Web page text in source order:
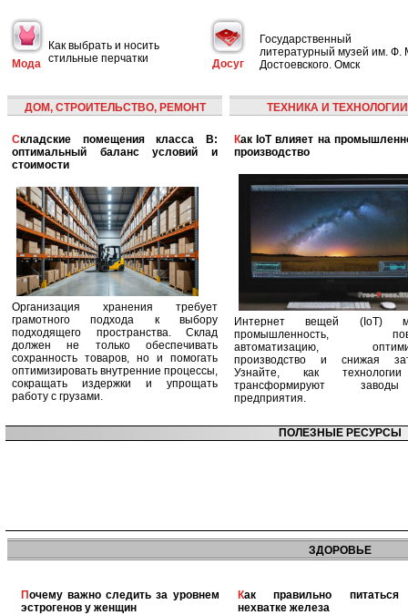
Мода
Как выбрать и носить
стильные перчатки
Досуг
Государственный
литературный музей им. Ф.
Достоевского. Омск
ДОМ, СТРОИТЕЛЬСТВО, РЕМОНТ
Складские помещения класса B:
оптимальный баланс условий и
стоимости
Организация хранения требует
грамотного подхода к выбору
подходящего пространства. Склад
должен не только обеспечивать
сохранность товаров, но и помогать
оптимизировать внутренние процессы,
сокращать издержки и упрощать
работу с грузами.
ТЕХНИКА И ТЕХНОЛОГИИ
Как IoT влияет на промышленность и
производство
Интернет вещей (IoT)
промышленность,
автоматизацию,
производство и снижая
Узнайте, как
трансформируют
предприятия.
ПОЛЕЗНЫЕ РЕСУРСЫ
ЗДОРОВЬЕ
Почему важно следить за уровнем
эстрогенов у женщин
Как правильно питаться при
нехватке железа